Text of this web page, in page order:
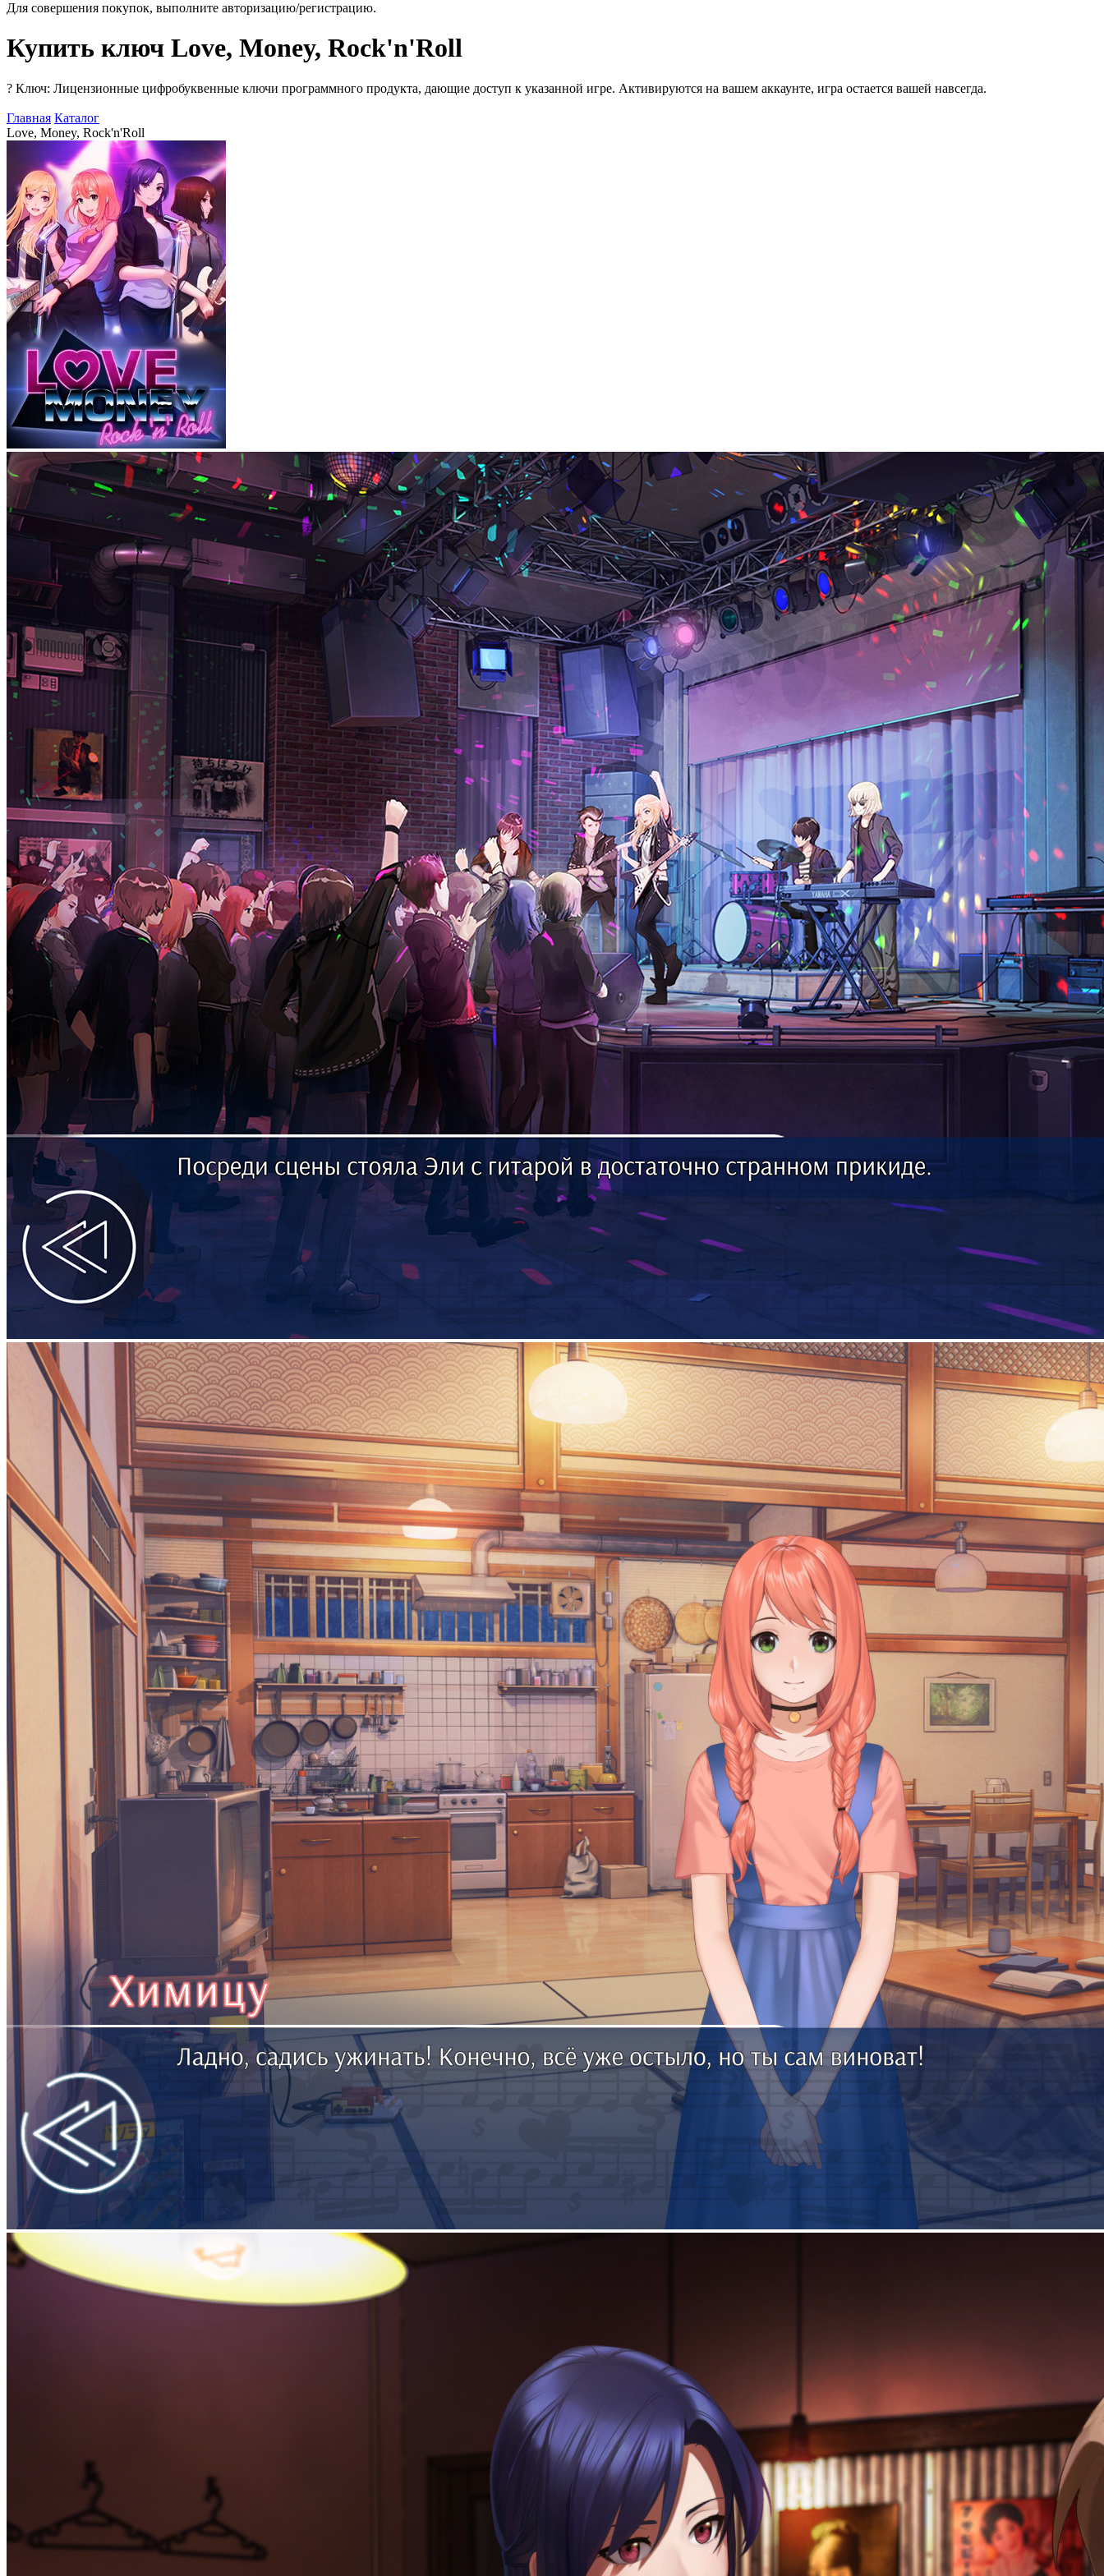
Для совершения покупок, выполните авторизацию/регистрацию.
Купить ключ Love, Money, Rock'n'Roll
? Ключ: Лицензионные цифробуквенные ключи программного продукта, дающие доступ к указанной игре. Активируются на вашем аккаунте, игра остается вашей навсегда.
Главная Каталог
Love, Money, Rock'n'Roll